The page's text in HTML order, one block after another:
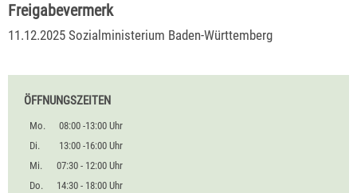
Freigabevermerk
11.12.2025 Sozialministerium Baden-Württemberg
ÖFFNUNGSZEITEN
Mo.
08:00 -13:00 Uhr
Di.
13:00 -16:00 Uhr
Mi.
07:30 - 12:00 Uhr
Do.
14:30 - 18:00 Uhr